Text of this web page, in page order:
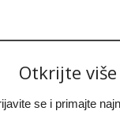
Otkrijte više
se i primajte